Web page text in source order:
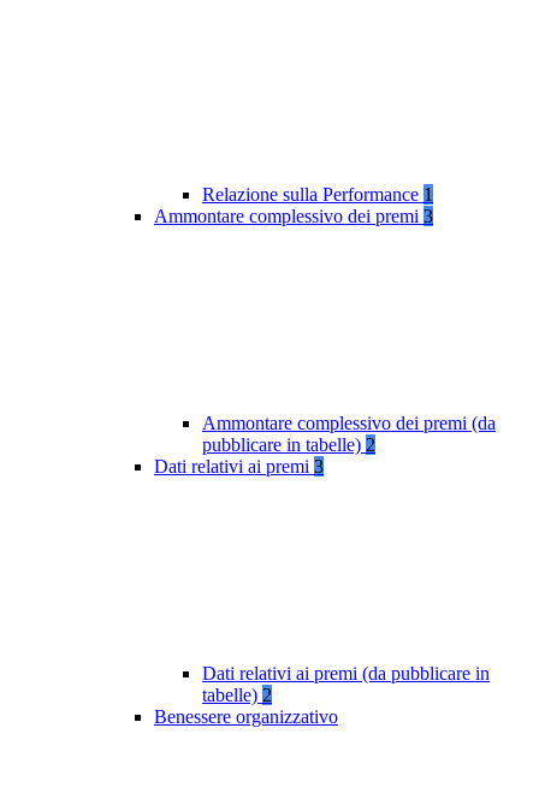
Relazione sulla Performance 1
Ammontare complessivo dei premi 3
Ammontare complessivo dei premi (da
pubblicare in tabelle) 2
Dati relativi ai premi 3
Dati relativi ai premi (da pubblicare in
tabelle) 2
Benessere organizzativo